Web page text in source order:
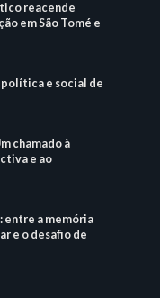
reacende
em São Tomé e
política e social de
chamado à
e ao
entre a memória
e o desafio de